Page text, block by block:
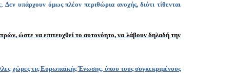
Δεν υπάρχουν όμως πλέον περιθώρια ανοχής, διότι τίθενται
ώστε να επιτευχθεί το αυτονόητο, να λάβουν δηλαδή την
χώρες τις Ευρωπαϊκής Ένωσης, όπου τους συγκεκριμένους